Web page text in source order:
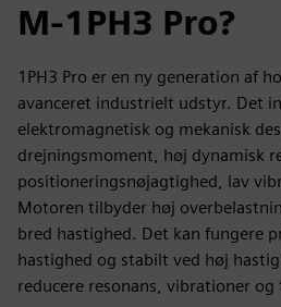
M-1PH3 Pro?
1PH3 Pro er en ny generation af
avanceret industrielt udstyr. Det
elektromagnetisk og mekanisk
drejningsmoment, høj dynamisk
positioneringsnøjagtighed, lav
Motoren tilbyder høj
bred hastighed. Det kan fungere
hastighed og stabilt ved høj
reducere resonans, vibrationer og